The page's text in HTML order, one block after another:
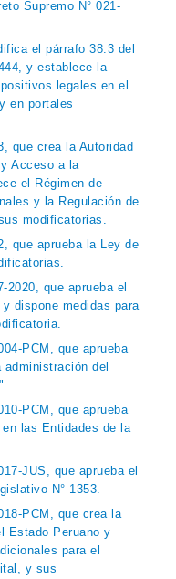
Supremo N° 021-
el párrafo 38.3 del
y establece la
legales en el
en portales
que crea la Autoridad
Acceso a la
el Régimen de
y la Regulación de
modificatorias.
que aprueba la Ley de
2020, que aprueba el
dispone medidas para
PCM, que aprueba
del
PCM, que aprueba
las Entidades de la
JUS, que aprueba el
N° 1353.
PCM, que crea la
Estado Peruano y
para el
y sus